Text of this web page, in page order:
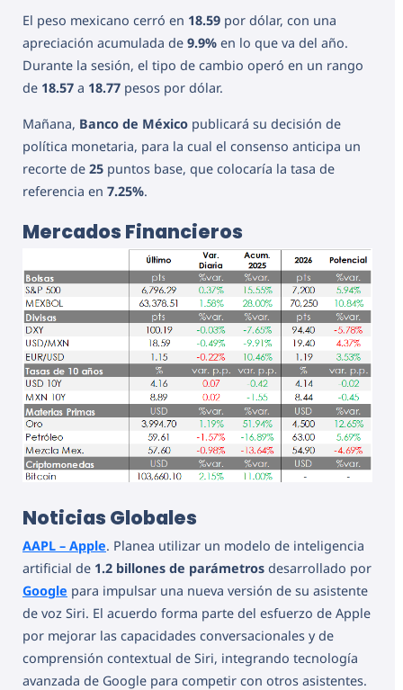
El peso mexicano cerró en 18.59 por dólar, con una
apreciación acumulada de 9.9% en lo que va del año.
Durante la sesión, el tipo de cambio operó en un rango
de 18.57 a 18.77 pesos por dólar.
Mañana, Banco de México publicará su decisión de
política monetaria, para la cual el consenso anticipa un
recorte de 25 puntos base, que colocaría la tasa de
referencia en 7.25%.
Mercados Financieros
Noticias Globales
AAPL – Apple. Planea utilizar un modelo de inteligencia
artificial de 1.2 billones de parámetros desarrollado por
Google para impulsar una nueva versión de su asistente
de voz Siri. El acuerdo forma parte del esfuerzo de Apple
por mejorar las capacidades conversacionales y de
comprensión contextual de Siri, integrando tecnología
avanzada de Google para competir con otros asistentes.